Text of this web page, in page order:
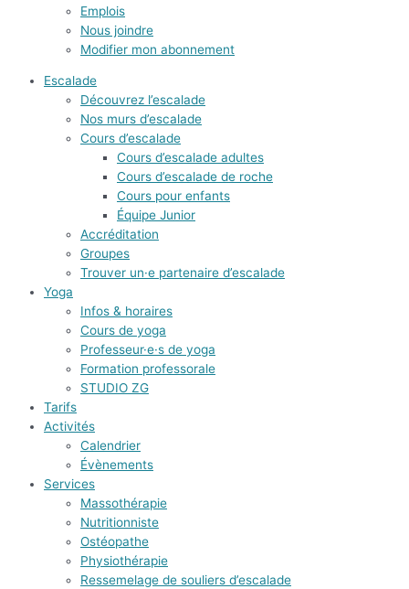
Emplois
Nous joindre
Modifier mon abonnement
Escalade
Découvrez l’escalade
Nos murs d’escalade
Cours d’escalade
Cours d’escalade adultes
Cours d’escalade de roche
Cours pour enfants
Équipe Junior
Accréditation
Groupes
Trouver un·e partenaire d’escalade
Yoga
Infos & horaires
Cours de yoga
Professeur·e·s de yoga
Formation professorale
STUDIO ZG
Tarifs
Activités
Calendrier
Évènements
Services
Massothérapie
Nutritionniste
Ostéopathe
Physiothérapie
Ressemelage de souliers d’escalade